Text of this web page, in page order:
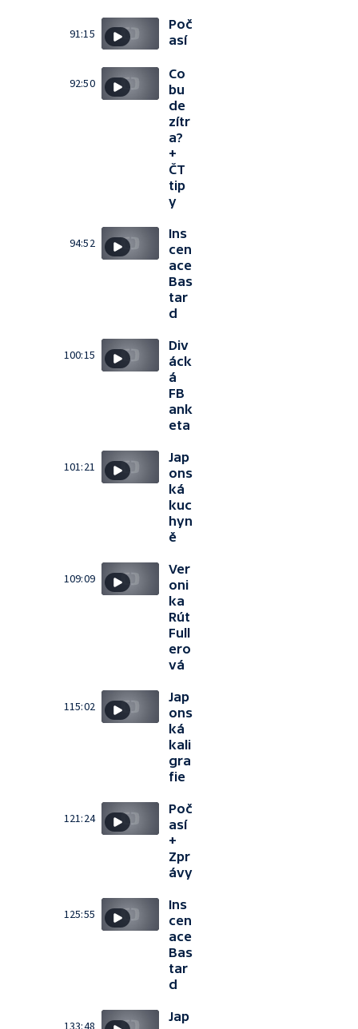
91:15
Poč
así
92:50
Co
bu
de
zítr
a?
+
ČT
tip
y
94:52
Ins
cen
ace
Bas
tar
d
100:15
Div
áck
á
FB
ank
eta
101:21
Jap
ons
ká
kuc
hyn
ě
109:09
Ver
oni
ka
Rút
Full
ero
vá
115:02
Jap
ons
ká
kali
gra
fie
121:24
Poč
así
+
Zpr
ávy
125:55
Ins
cen
ace
Bas
tar
d
133:48
Jap